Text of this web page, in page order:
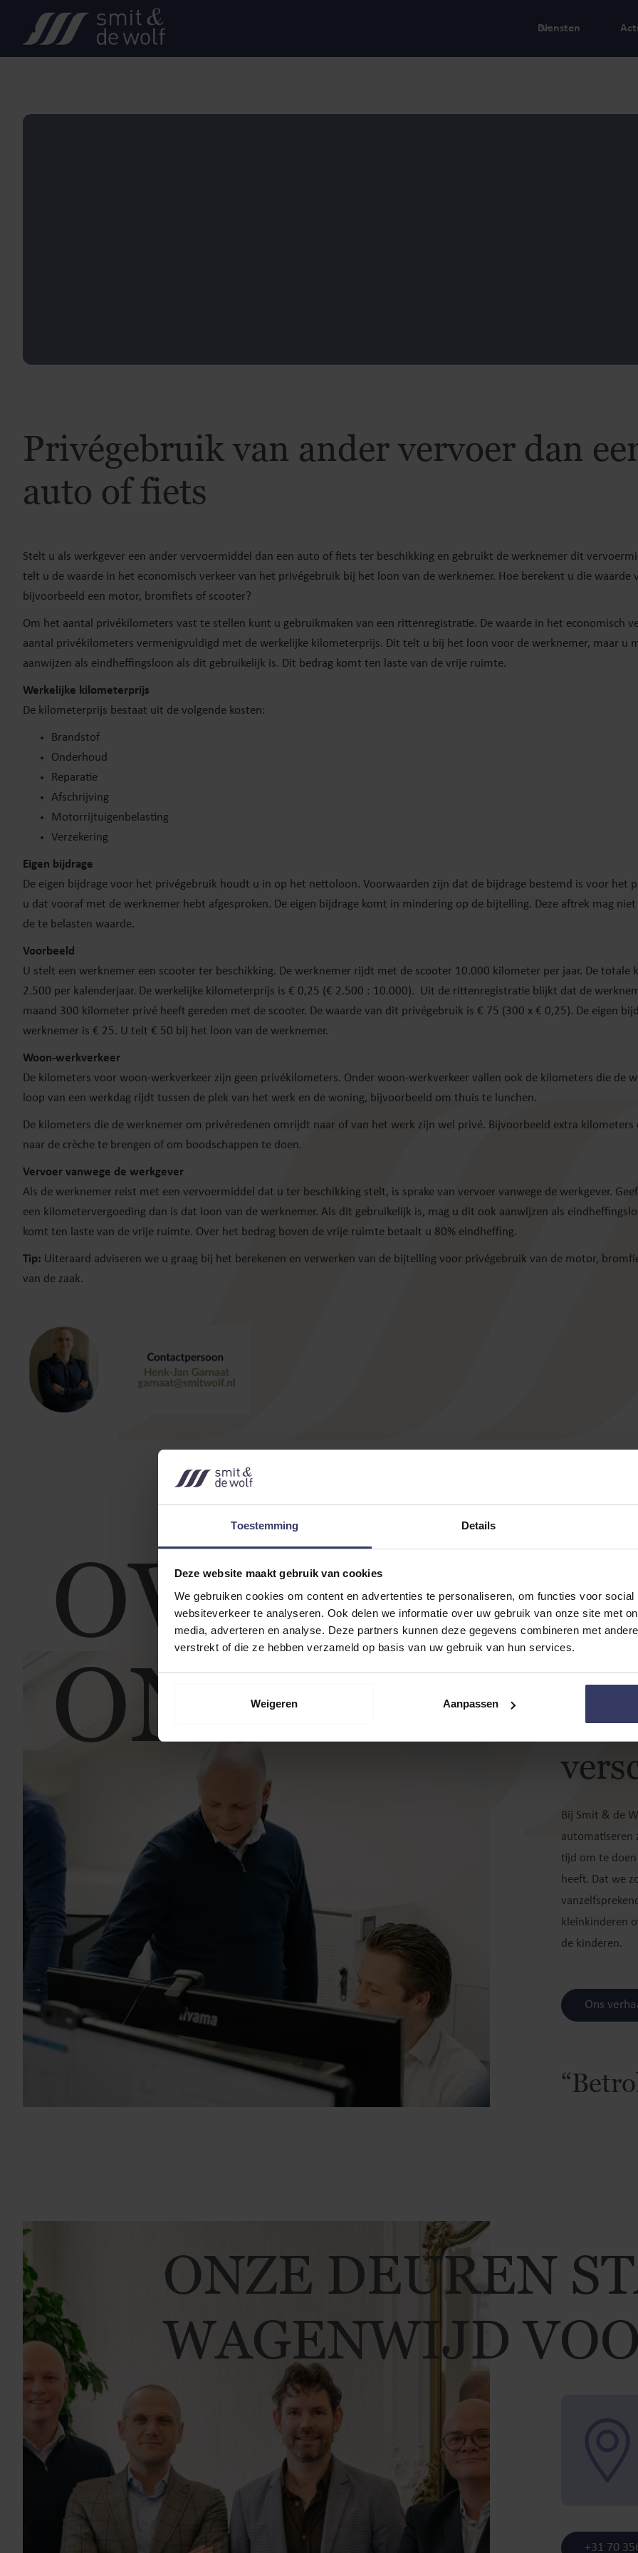
Toestemming Details
Deze website maakt gebruik van cookies
We gebruiken cookies om content en advertenties te personaliseren, om functies voor
websiteverkeer te analyseren. Ook delen we informatie over uw gebruik van onze site met
media, adverteren en analyse. Deze partners kunnen deze gegevens combineren met
verstrekt of die ze hebben verzameld op basis van uw gebruik van hun services.
Weigeren Aanpassen
Diensten
Privégebruik van ander vervoer dan
auto of fiets
Stelt u als werkgever een ander vervoermiddel dan een auto of fiets ter beschikking en gebruikt de werknemer dit
telt u de waarde in het economisch verkeer van het privégebruik bij het loon van de werknemer. Hoe berekent u die waarde
bijvoorbeeld een motor, bromfiets of scooter?
Om het aantal privékilometers vast te stellen kunt u gebruikmaken van een rittenregistratie. De waarde in het economisch
aantal privékilometers vermenigvuldigd met de werkelijke kilometerprijs. Dit telt u bij het loon voor de werknemer, maar u
aanwijzen als eindheffingsloon als dit gebruikelijk is. Dit bedrag komt ten laste van de vrije ruimte.
Werkelijke kilometerprijs
De kilometerprijs bestaat uit de volgende kosten:
Brandstof
Onderhoud
Reparatie
Afschrijving
Motorrijtuigenbelasting
Verzekering
Eigen bijdrage
De eigen bijdrage voor het privégebruik houdt u in op het nettoloon. Voorwaarden zijn dat de bijdrage bestemd is voor het
u dat vooraf met de werknemer hebt afgesproken. De eigen bijdrage komt in mindering op de bijtelling. Deze aftrek mag
de te belasten waarde.
Voorbeeld
U stelt een werknemer een scooter ter beschikking. De werknemer rijdt met de scooter 10.000 kilometer per jaar. De totale
2.500 per kalenderjaar. De werkelijke kilometerprijs is € 0,25 (€ 2.500 : 10.000). Uit de rittenregistratie blijkt dat de
maand 300 kilometer privé heeft gereden met de scooter. De waarde van dit privégebruik is € 75 (300 x € 0,25). De eigen
werknemer is € 25. U telt € 50 bij het loon van de werknemer.
Woon-werkverkeer
De kilometers voor woon-werkverkeer zijn geen privékilometers. Onder woon-werkverkeer vallen ook de kilometers die de
loop van een werkdag rijdt tussen de plek van het werk en de woning, bijvoorbeeld om thuis te lunchen.
De kilometers die de werknemer om privéredenen omrijdt naar of van het werk zijn wel privé. Bijvoorbeeld extra kilometers
naar de crèche te brengen of om boodschappen te doen.
Vervoer vanwege de werkgever
Als de werknemer reist met een vervoermiddel dat u ter beschikking stelt, is sprake van vervoer vanwege de werkgever.
een kilometervergoeding dan is dat loon van de werknemer. Als dit gebruikelijk is, mag u dit ook aanwijzen als
komt ten laste van de vrije ruimte. Over het bedrag boven de vrije ruimte betaalt u 80% eindheffing.
Tip: Uiteraard adviseren we u graag bij het berekenen en verwerken van de bijtelling voor privégebruik van de motor,
van de zaak.
OVER
ONS
Bij
Bij Smit & de
automatiseren
tijd om te doen
heeft. Dat we
kleinkinderen
de kinderen.
Ons
ONZE DEUREN
WAGENWIJD
+31 70